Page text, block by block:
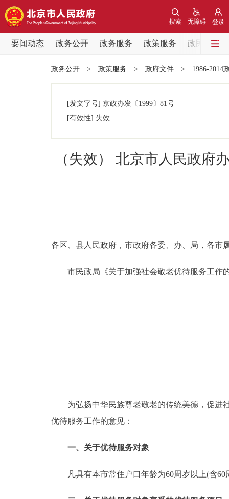
登录
无障碍
搜索
要闻动态 政务公开 政务服务 政策服务
政民互动
党中央精神
政务公开
12345网上接诉即办
参与调查
走进北京
政务公开 > 政策服务 > 政府文件 > 1986-2014
[发文字号] 京政办发 〔1999〕 81号
[有效性] 失效
（失效） 北京市人民政府
各区、县人民政府，市政府各委、办、局，各市
市民政局《关于加强社会敬老优待服务工作
为弘扬中华民族尊老敬老的传统美德，促进社
优待服务工作的意见：
一、关于优待服务对象
凡具有本市常住户口年龄为60周岁以上(含60